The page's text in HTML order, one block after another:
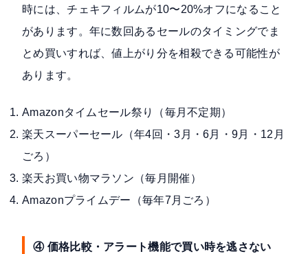
時には、チェキフィルムが10〜20%オフになること
があります。年に数回あるセールのタイミングでま
とめ買いすれば、値上がり分を相殺できる可能性が
あります。
Amazonタイムセール祭り（毎月不定期）
楽天スーパーセール（年4回・3月・6月・9月・12月
ごろ）
楽天お買い物マラソン（毎月開催）
Amazonプライムデー（毎年7月ごろ）
④ 価格比較・アラート機能で買い時を逃さない